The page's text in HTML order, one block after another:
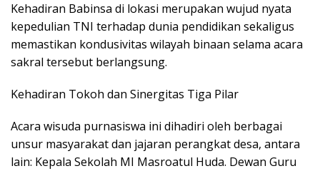
Kehadiran Babinsa di lokasi merupakan wujud nyata
kepedulian TNI terhadap dunia pendidikan sekaligus
memastikan kondusivitas wilayah binaan selama acara
sakral tersebut berlangsung.
Kehadiran Tokoh dan Sinergitas Tiga Pilar
Acara wisuda purnasiswa ini dihadiri oleh berbagai
unsur masyarakat dan jajaran perangkat desa, antara
lain: Kepala Sekolah MI Masroatul Huda. Dewan Guru